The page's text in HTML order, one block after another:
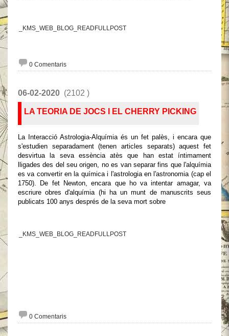
_KMS_WEB_BLOG_READFULLPOST
0 Comentaris
06-02-2020 (2102 )
LA TEORIA DE JOCS I EL CHERRY PICKING
La Interacció Astrologia-Alquímia és un fet palès, i encara que
s'estudien separadament (tenen articles separats) aquest fet
desvirtua la seva essència atès que han estat íntimament
lligades des del seu origen, no es van separar fins que l'alquímia
es va convertir en la química i l'astrologia en l'astronomia (cap el
1750). De fet Newton, encara que ho va intentar amagar, va
escriure obres d'alquímia (hi ha un munt de manuscrits seus
publicats 100 anys després de la seva mort sobre
_KMS_WEB_BLOG_READFULLPOST
0 Comentaris